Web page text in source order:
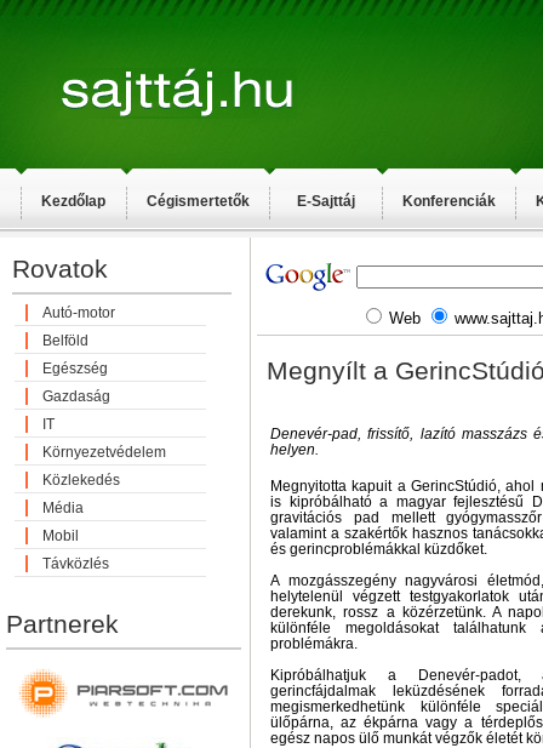
Kezdőlap Cégismertetők E-Sajttáj Konferenciák
Rovatok
Autó-motor
Belföld
Egészség
Gazdaság
IT
Környezetvédelem
Közlekedés
Média
Mobil
Távközlés
Partnerek
Web
Megnyílt a
Denevér-pad, frissítő, lazító masszázs
helyen.
Megnyitotta kapuit a GerincStúdió,
is kipróbálható a magyar fejlesztésű
gravitációs pad mellett
valamint a szakértők hasznos
és gerincproblémákkal küzdőket.
A mozgásszegény nagyvárosi
helytelenül végzett testgyakorlatok
derekunk, rossz a közérzetünk. A
különféle megoldásokat találhatunk
problémákra.
Kipróbálhatjuk a Denevér-
gerincfájdalmak leküzdésének
megismerkedhetünk különféle
ülőpárna, az ékpárna vagy a
egész napos ülő munkát végzők életét